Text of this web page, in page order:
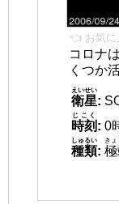
👈 お気に
コロナ
くつか
衛星
えいせい
:
時刻
じこく
: 0
種類
しゅるい
:
きょ